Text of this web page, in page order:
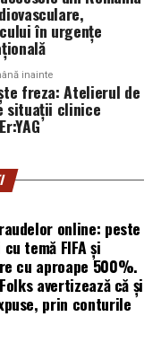
În acel moment,
linie de apărare”,
Officer
a inclus în
datelor până la
în principal
gazdă, însă
pot fi afectate
directă cu
de bilete.
în urgențe
inainte
freza: Atelierul de
situații clinice
online: peste
temă FIFA și
cu aproape 500%.
avertizează că și
prin conturile